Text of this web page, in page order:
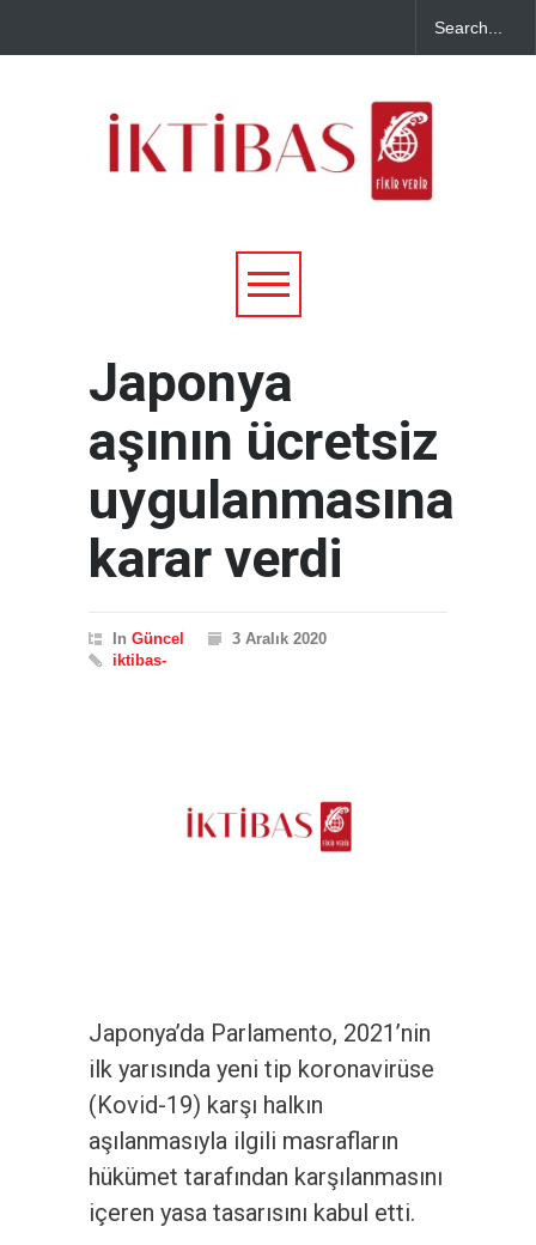
Japonya
aşının ücretsiz
uygulanmasına
karar verdi
In Güncel
3 Aralık 2020
iktibas-
Japonya’da Parlamento, 2021’nin
ilk yarısında yeni tip koronavirüse
(Kovid-19) karşı halkın
aşılanmasıyla ilgili masrafların
hükümet tarafından karşılanmasını
içeren yasa tasarısını kabul etti.